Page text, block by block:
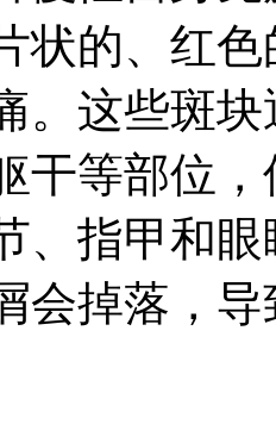
状的、红
。这些斑
干等部位
、指甲和
会掉落，导